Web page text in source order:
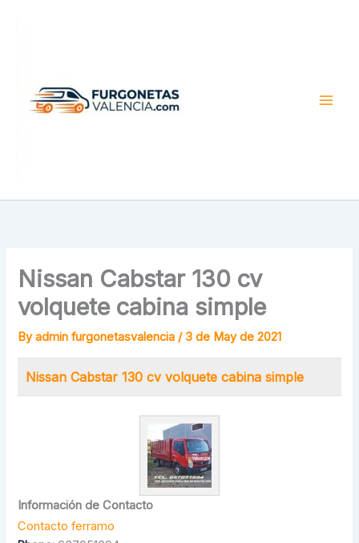
Nissan Cabstar 130 cv
volquete cabina simple
Byadmin furgonetasvalencia / 3 de May de 2021
Nissan Cabstar 130 cv volquete cabina simple
Información de Contacto
Contacto ferramo